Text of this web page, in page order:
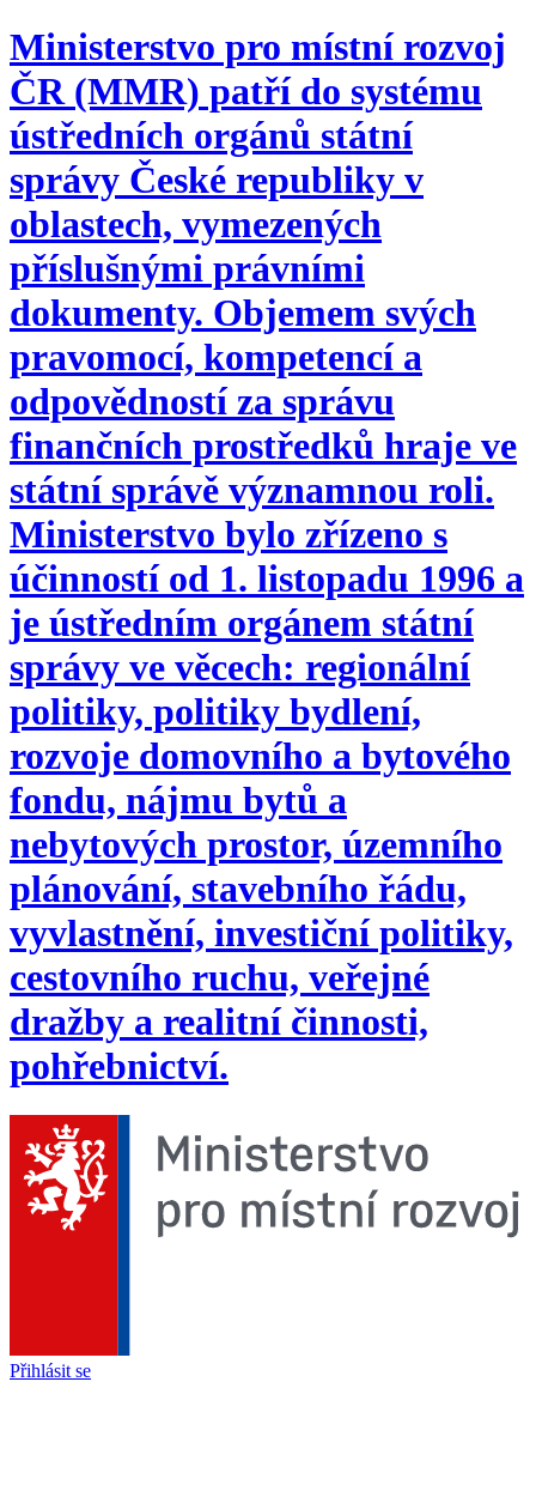
Ministerstvo pro místní rozvoj
ČR (MMR) patří do systému
ústředních orgánů státní
správy České republiky v
oblastech, vymezených
příslušnými právními
dokumenty. Objemem svých
pravomocí, kompetencí a
odpovědností za správu
finančních prostředků hraje ve
státní správě významnou roli.
Ministerstvo bylo zřízeno s
účinností od 1. listopadu 1996 a
je ústředním orgánem státní
správy ve věcech: regionální
politiky, politiky bydlení,
rozvoje domovního a bytového
fondu, nájmu bytů a
nebytových prostor, územního
plánování, stavebního řádu,
vyvlastnění, investiční politiky,
cestovního ruchu, veřejné
dražby a realitní činnosti,
pohřebnictví.
Přihlásit se